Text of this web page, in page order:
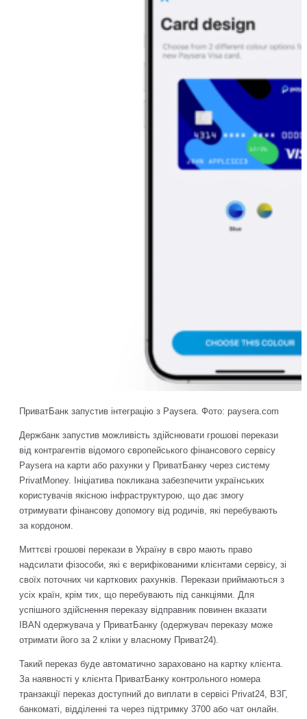
ПриватБанк запустив інтеграцію з Paysera. Фото: paysera.com
Держбанк запустив можливість здійснювати грошові перекази
від контрагентів відомого європейського фінансового сервісу
Paysera на карти або рахунки у ПриватБанку через систему
PrivatMoney. Ініціатива покликана забезпечити українських
користувачів якісною інфраструктурою, що дає змогу
отримувати фінансову допомогу від родичів, які перебувають
за кордоном.
Миттєві грошові перекази в Україну в євро мають право
надсилати фізособи, які є верифікованими клієнтами сервісу, зі
своїх поточних чи карткових рахунків. Перекази приймаються з
усіх країн, крім тих, що перебувають під санкціями. Для
успішного здійснення переказу відправник повинен вказати
IBAN одержувача у ПриватБанку (одержувач переказу може
отримати його за 2 кліки у власному Приват24).
Такий переказ буде автоматично зараховано на картку клієнта.
За наявності у клієнта ПриватБанку контрольного номера
транзакції переказ доступний до виплати в сервісі Privat24, ВЗГ,
банкоматі, відділенні та через підтримку 3700 або чат онлайн.